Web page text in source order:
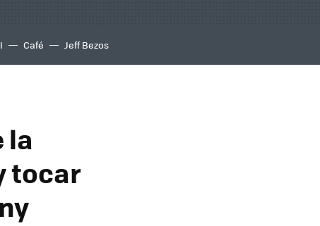
Café Jeff Bezos
la
tocar